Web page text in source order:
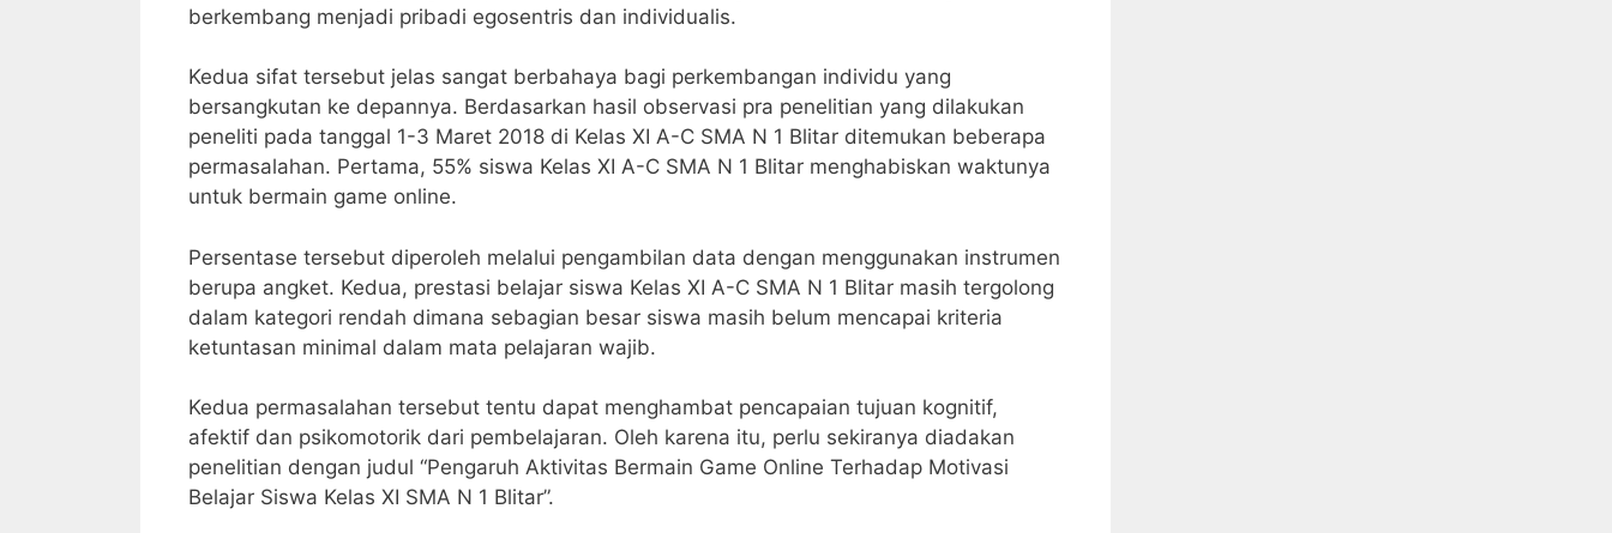
berkembang menjadi pribadi egosentris dan individualis.
Kedua sifat tersebut jelas sangat berbahaya bagi perkembangan individu yang
bersangkutan ke depannya. Berdasarkan hasil observasi pra penelitian yang dilakukan
peneliti pada tanggal 1-3 Maret 2018 di Kelas XI A-C SMA N 1 Blitar ditemukan beberapa
permasalahan. Pertama, 55% siswa Kelas XI A-C SMA N 1 Blitar menghabiskan waktunya
untuk bermain game online.
Persentase tersebut diperoleh melalui pengambilan data dengan menggunakan instrumen
berupa angket. Kedua, prestasi belajar siswa Kelas XI A-C SMA N 1 Blitar masih tergolong
dalam kategori rendah dimana sebagian besar siswa masih belum mencapai kriteria
ketuntasan minimal dalam mata pelajaran wajib.
Kedua permasalahan tersebut tentu dapat menghambat pencapaian tujuan kognitif,
afektif dan psikomotorik dari pembelajaran. Oleh karena itu, perlu sekiranya diadakan
penelitian dengan judul “Pengaruh Aktivitas Bermain Game Online Terhadap Motivasi
Belajar Siswa Kelas XI SMA N 1 Blitar”.